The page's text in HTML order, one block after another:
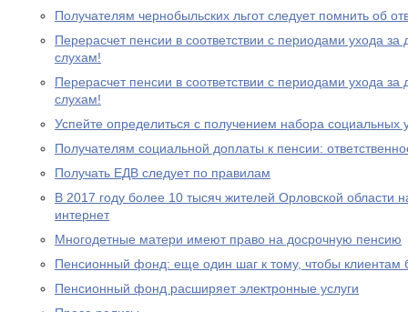
Получателям чернобыльских льгот следует помнить об
Перерасчет пенсии в соответствии с периодами ухода за
слухам!
Перерасчет пенсии в соответствии с периодами ухода за
слухам!
Успейте определиться с получением набора социальных
Получателям социальной доплаты к пенсии:
Получать ЕДВ следует по правилам
В 2017 году более 10 тысяч жителей Орловской области
интернет
Многодетные матери имеют право на досрочную пенсию
Пенсионный фонд: еще один шаг к тому, чтобы клиентам
Пенсионный фонд расширяет электронные услуги